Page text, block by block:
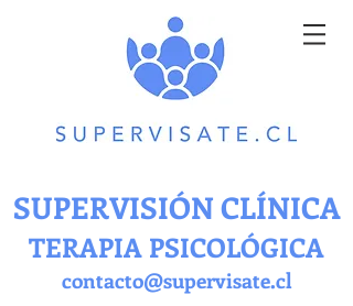
SUPERVISIÓN CLÍNICA
TERAPIA PSICOLÓGICA
contacto@supervisate.cl